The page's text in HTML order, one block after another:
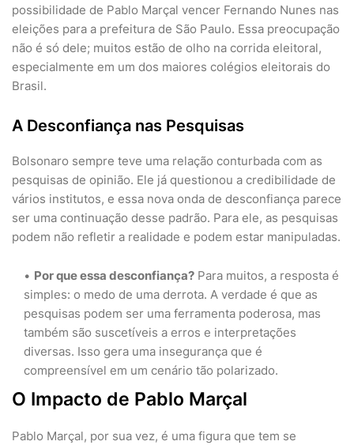
possibilidade de Pablo Marçal vencer Fernando Nunes nas
eleições para a prefeitura de São Paulo. Essa preocupação
não é só dele; muitos estão de olho na corrida eleitoral,
especialmente em um dos maiores colégios eleitorais do
Brasil.
A Desconfiança nas Pesquisas
Bolsonaro sempre teve uma relação conturbada com as
pesquisas de opinião. Ele já questionou a credibilidade de
vários institutos, e essa nova onda de desconfiança parece
ser uma continuação desse padrão. Para ele, as pesquisas
podem não refletir a realidade e podem estar manipuladas.
Por que essa desconfiança? Para muitos, a resposta é
simples: o medo de uma derrota. A verdade é que as
pesquisas podem ser uma ferramenta poderosa, mas
também são suscetíveis a erros e interpretações
diversas. Isso gera uma insegurança que é
compreensível em um cenário tão polarizado.
O Impacto de Pablo Marçal
Pablo Marçal, por sua vez, é uma figura que tem se